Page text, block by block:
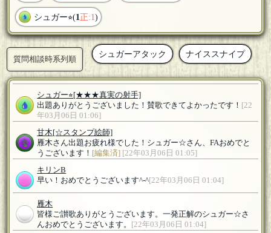
シュガー⭐︎(1正:1)
質問相談時系列順
シュガーアタック ナイススナイプ
シュガー⭐︎ [★★★真実の射手]
出題ありがとうございました！賛歌できてよかったです！ [22
年03月06日 01:06]
甘木 [☆スタンプ絵師]
雁木さん出題お疲れ様でした！シュガー☆さん、FAおめでと
うございます！ [編集済] [22年03月06日 01:05]
キリンB
早い！おめでとうございます^-^[22年03月06日 01:04]
雁木
皆様ご讃歌ありがとうございます。一発正解のシュガー☆さ
んおめでとうございます。
[22年03月06日 01:04]